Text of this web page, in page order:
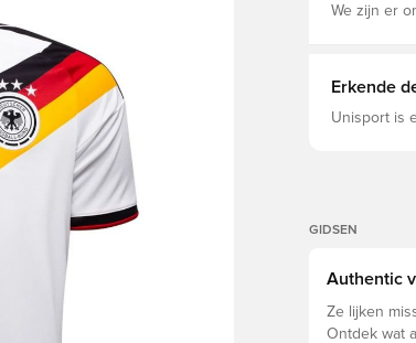
We zijn er
Erkende
Unisport is
GIDSEN
Authentic
Ze lijken
Ontdek wat